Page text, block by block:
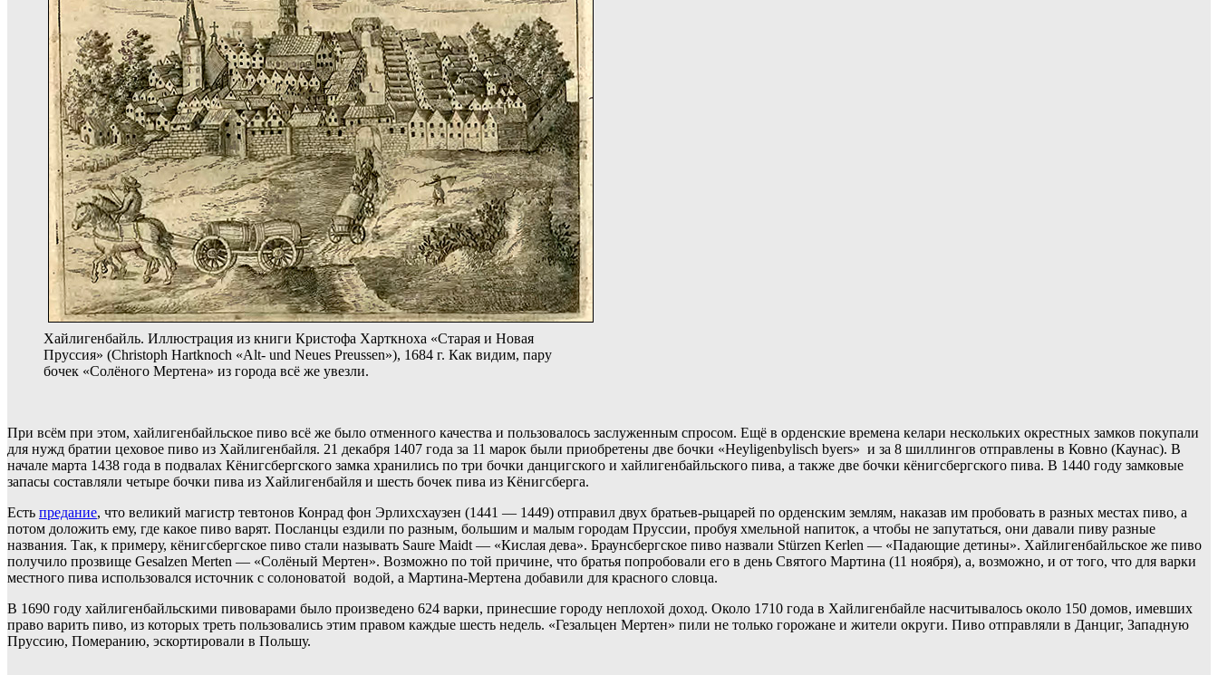
Хайлигенбайль. Иллюстрация из книги Кристофа Харткноха «Старая и Новая
Пруссия» (Christoph Hartknoch «Alt- und Neues Preussen»), 1684 г. Как видим, пару
бочек «Солёного Мертена» из города всё же увезли.
При всём при этом, хайлигенбайльское пиво всё же было отменного качества и пользовалось заслуженным спросом. Ещё в орденские времена келари нескольких окрестных замков покупали
для нужд братии цеховое пиво из Хайлигенбайля. 21 декабря 1407 года за 11 марок были приобретены две бочки «Heyligenbylisch byers» и за 8 шиллингов отправлены в Ковно (Каунас). В
начале марта 1438 года в подвалах Кёнигсбергского замка хранились по три бочки данцигского и хайлигенбайльского пива, а также две бочки кёнигсбергского пива. В 1440 году замковые
запасы составляли четыре бочки пива из Хайлигенбайля и шесть бочек пива из Кёнигсберга.
Есть предание, что великий магистр тевтонов Конрад фон Эрлихсхаузен (1441 — 1449) отправил двух братьев-рыцарей по орденским землям, наказав им пробовать в разных местах пиво, а
потом доложить ему, где какое пиво варят. Посланцы ездили по разным, большим и малым городам Пруссии, пробуя хмельной напиток, а чтобы не запутаться, они давали пиву разные
названия. Так, к примеру, кёнигсбергское пиво стали называть Saure Maidt — «Кислая дева». Браунсбергское пиво назвали Stürzen Kerlen — «Падающие детины». Хайлигенбайльское же пиво
получило прозвище Gesalzen Merten — «Солёный Мертен». Возможно по той причине, что братья попробовали его в день Святого Мартина (11 ноября), а, возможно, и от того, что для варки
местного пива использовался источник с солоноватой водой, а Мартина-Мертена добавили для красного словца.
В 1690 году хайлигенбайльскими пивоварами было произведено 624 варки, принесшие городу неплохой доход. Около 1710 года в Хайлигенбайле насчитывалось около 150 домов, имевших
право варить пиво, из которых треть пользовались этим правом каждые шесть недель. «Гезальцен Мертен» пили не только горожане и жители округи. Пиво отправляли в Данциг, Западную
Пруссию, Померанию, эскортировали в Польшу.